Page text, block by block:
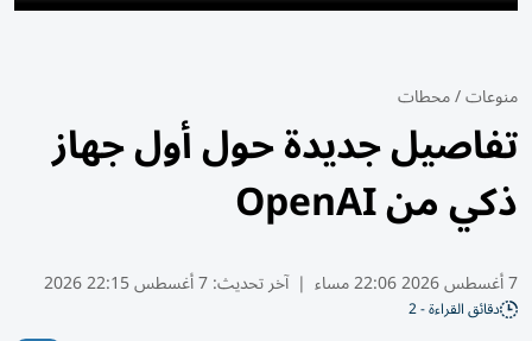
منوعات/محطات
تفاصيل جديدة حول أول جهاز
ذكي من OpenAI
7 أغسطس 2026 22:06 مساء | آخر تحديث:7 أغسطس 22:15 2026
دقائق القراءة - 2